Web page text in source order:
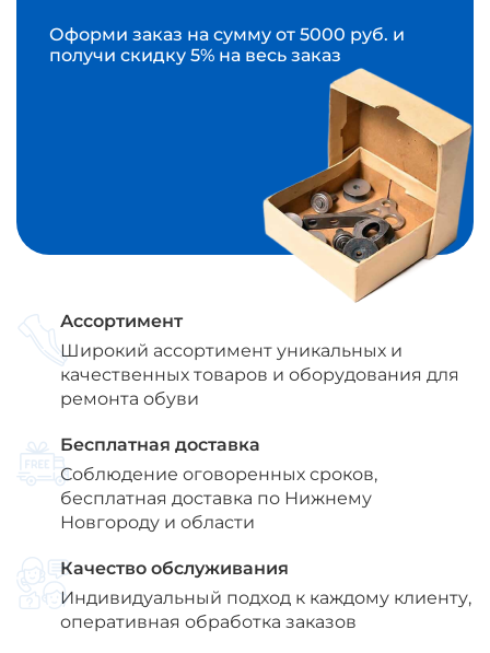
Оформи заказ на сумму от 5000 руб. и
получи скидку 5% на весь заказ
Ассортимент
Широкий ассортимент уникальных и
качественных товаров и оборудования для
ремонта обуви
Бесплатная доставка
Соблюдение оговоренных сроков,
бесплатная доставка по Нижнему
Новгороду и области
Качество обслуживания
Индивидуальный подход к каждому клиенту,
оперативная обработка заказов